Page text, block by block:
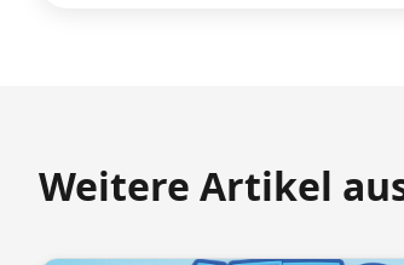
Weitere Artikel